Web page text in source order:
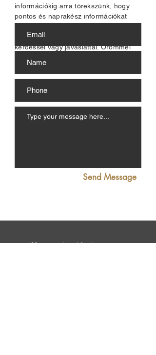
információkig arra törekszünk, hogy
pontos és naprakész információkat
hozzánk bizalommal bármilyen
kérdéssel vagy javaslattal. Örömmel
Send Message
Kövess minket Instagramon: